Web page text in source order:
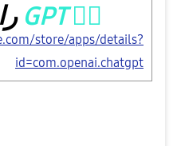
رابط تطبيق GPT👇🏻
store/apps/details?
id=com.openai.chatgpt